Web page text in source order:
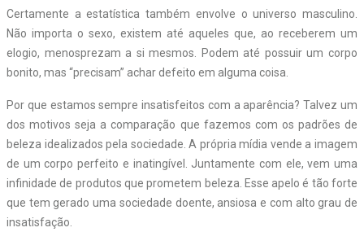
Certamente a estatística também envolve o universo masculino.
Não importa o sexo, existem até aqueles que, ao receberem um
elogio, menosprezam a si mesmos. Podem até possuir um corpo
bonito, mas “precisam” achar defeito em alguma coisa.
Por que estamos sempre insatisfeitos com a aparência? Talvez um
dos motivos seja a comparação que fazemos com os padrões de
beleza idealizados pela sociedade. A própria mídia vende a imagem
de um corpo perfeito e inatingível. Juntamente com ele, vem uma
infinidade de produtos que prometem beleza. Esse apelo é tão forte
que tem gerado uma sociedade doente, ansiosa e com alto grau de
insatisfação.